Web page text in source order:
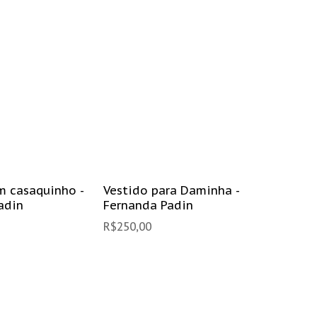
casaquinho -
Vestido para Daminha -
Fernanda Padin
R$250,00